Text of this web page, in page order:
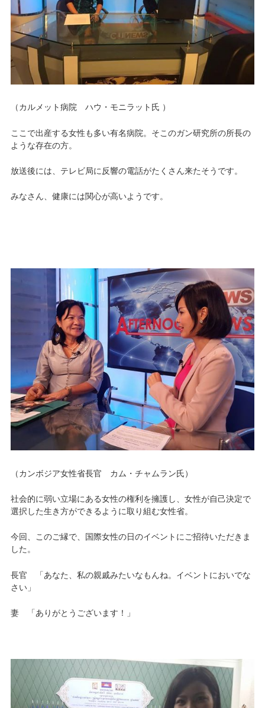
（カルメット病院 ハウ・モニラット氏 ）
ここで出産する女性も多い有名病院。そこのガン研究所の所長の
ような存在の方。
放送後には、テレビ局に反響の電話がたくさん来たそうです。
みなさん、健康には関心が高いようです。
（カンボジア女性省長官 カム・チャムラン氏）
社会的に弱い立場にある女性の権利を擁護し、女性が自己決定で
選択した生き方ができるように取り組む女性省。
今回、このご縁で、国際女性の日のイベントにご招待いただきま
した。
長官 「あなた、私の親戚みたいなもんね。イベントにおいでな
さい」
妻 「ありがとうございます！」